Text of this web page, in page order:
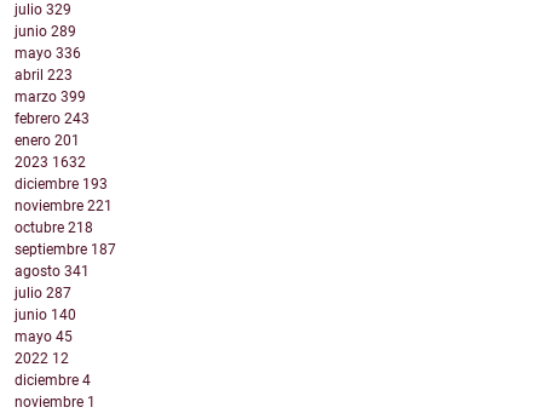
julio 329
junio 289
mayo 336
abril 223
marzo 399
febrero 243
enero 201
2023 1632
diciembre 193
noviembre 221
octubre 218
septiembre 187
agosto 341
julio 287
junio 140
mayo 45
2022 12
diciembre 4
noviembre 1